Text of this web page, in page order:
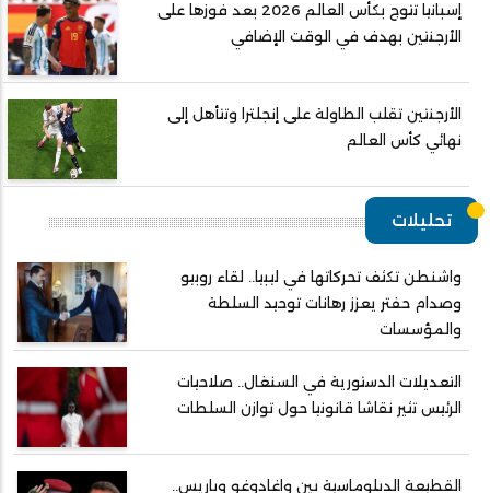
إسبانيا تتوج بكأس العالم 2026 بعد فوزها على
الأرجنتين بهدف في الوقت الإضافي
الأرجنتين تقلب الطاولة على إنجلترا وتتأهل إلى
نهائي كأس العالم
تحليلات
واشنطن تكثف تحركاتها في ليبيا.. لقاء روبيو
وصدام حفتر يعزز رهانات توحيد السلطة
والمؤسسات
التعديلات الدستورية في السنغال.. صلاحيات
الرئيس تثير نقاشا قانونيا حول توازن السلطات
القطيعة الدبلوماسية بين واغادوغو وباريس..